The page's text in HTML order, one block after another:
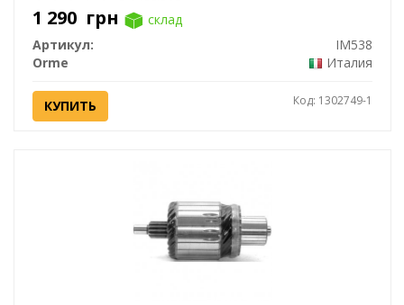
1 290 грн
склад
Артикул:
IM538
Orme
Италия
КУПИТЬ Код: 1302749-1